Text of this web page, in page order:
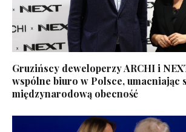
Gruzińscy deweloperzy ARCHI i
wspólne biuro w Polsce, umacniając
międzynarodową obecność